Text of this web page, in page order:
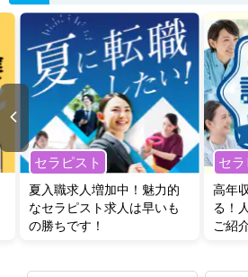
セラピスト
夏入職求人増加中！魅力的
なセラピスト求人は早いも
の勝ちです！
セラ
高年
る！
ご紹